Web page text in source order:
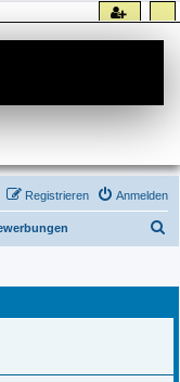
Anmelden
Registrieren